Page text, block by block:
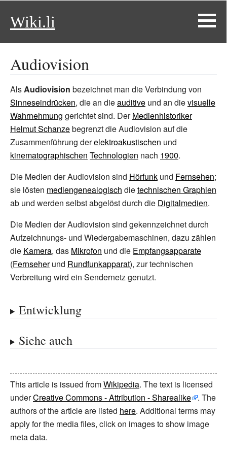
Wiki.li
Audiovision
AlsAudiovision bezeichnet man die Verbindung von
Sinneseindrücken, die an dieauditive und an dievisuelle
Wahrnehmung gerichtet sind. DerMedienhistoriker
Helmut Schanzebegrenzt die Audiovision auf die
Zusammenführung derelektroakustischen und
kinematographischen Technologien nach 1900.
Die Medien der Audiovision sind Hörfunk und Fernsehen;
sie lösten mediengenealogisch dietechnischen Graphien
ab und werden selbst abgelöst durch die Digitalmedien.
Die Medien der Audiovision sind gekennzeichnet durch
Aufzeichnungs- und Wiedergabemaschinen, dazu zählen
die Kamera, das Mikrofon und die Empfangsapparate
(Fernseherund Rundfunkapparat), zur technischen
Verbreitung wird ein Sendernetz genutzt.
Entwicklung
Siehe auch
This article is issued fromWikipedia. The text is licensed
underCreative Commons - Attribution - Sharealike
. The
authors of the article are listed here. Additional terms may
apply for the media files, click on images to show image
meta data.